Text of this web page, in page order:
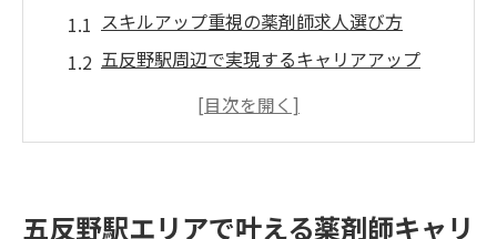
スキルアップ重視の薬剤師求人選び方
五反野駅周辺で実現するキャリアアップ
調剤薬局で広がる薬剤師の成長機会
五反野駅エリアで叶える薬剤師キャリ